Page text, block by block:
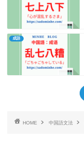
成語
HOME 中国語文法